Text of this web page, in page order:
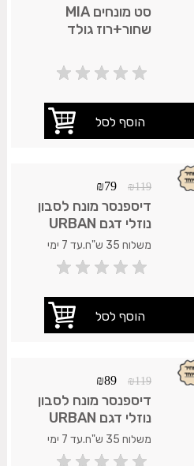
סט מונחים MIA
שחור+רוז גולד
₪119
₪79
דיספנסר מונח לסבון
נוזלי דגם URBAN
אפור
משלוח 35 ש"ח.עד 7 ימי
עסקים.
₪119
₪89
דיספנסר מונח לסבון
נוזלי דגם URBAN
לבן
משלוח 35 ש"ח.עד 7 ימי
עסקים.